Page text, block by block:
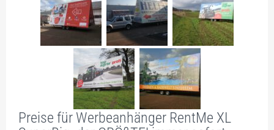
PLZ 6Preise für Werbeanhänger RentMe XL